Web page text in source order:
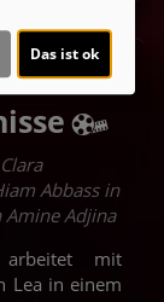
und
Abbass in
Adjina
mit
Lea in einem
Das ist ok